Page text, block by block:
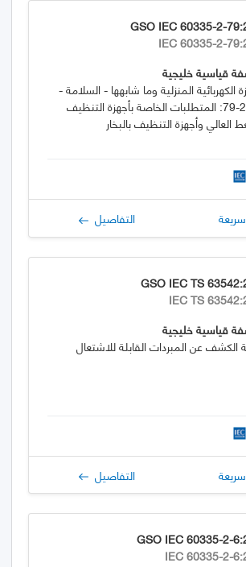
GSO IEC 60335-2-
IEC 60335-2-
قياسية خليجية
الكهربائية المنزلية وما شابهها - السلامة -
الجزء 2-79: المتطلبات الخاصة بأجهزة التنظيف
العالي وأجهزة التنظيف بالبخار
التفاصيل
GSO IEC TS
IEC TS
قياسية خليجية
الكشف عن المبردات القابلة للاشتعال
التفاصيل
GSO IEC 60335-2-
IEC 60335-2-